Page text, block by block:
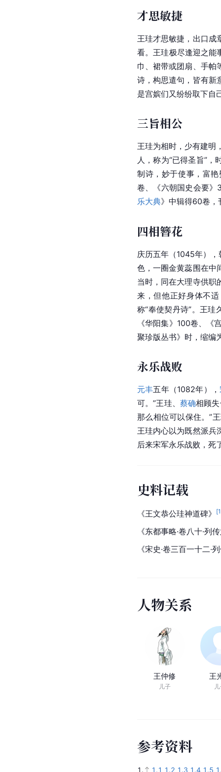
才思敏捷
王珪才思敏捷，出口成
看。王珪极尽逢迎之能
巾、裙带或团扇、手帕
诗，构思遣句，皆有新
是宫嫔们又纷纷取下自
三旨相公
王珪为相时，少有建明
人，称为“已得圣旨”
制诗，妙于使事，富
卷、《六朝国史会要》
乐大典》中辑得60卷，
四相簪花
庆历五年（1045年）
色，一圈金黄蕊围在中
当时，同在大理寺供职
来，但他正好身体不
称“奉使契丹诗”。王
《华阳集》100卷、《
聚珍版丛书》时，缩编
永乐战败
元丰五年（1082年），
可。”王珪、 蔡确相顾
那么相位可以保住。”
王珪内心以为既然派兵
后来宋军永乐战败，死
史料记载
《王文恭公珪神道碑》 [
《东都事略·卷八十·列
《宋史·卷三百一十二·
人物关系
王仲修
儿子
王
参考资料
1. 1.1 1.2 1.3 1.4 1.5